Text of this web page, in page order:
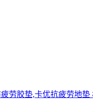
劳胶垫,卡优抗疲劳地